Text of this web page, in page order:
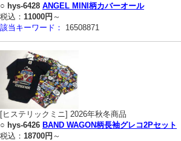
○ hys-6428 ANGEL MINI柄カバーオール
税込： 11000円 ～
該当キーワード：
16508871
[ヒステリックミニ] 2026年秋冬商品
○ hys-6426 BAND WAGON柄長袖グレコ2Pセット
税込： 18700円 ～